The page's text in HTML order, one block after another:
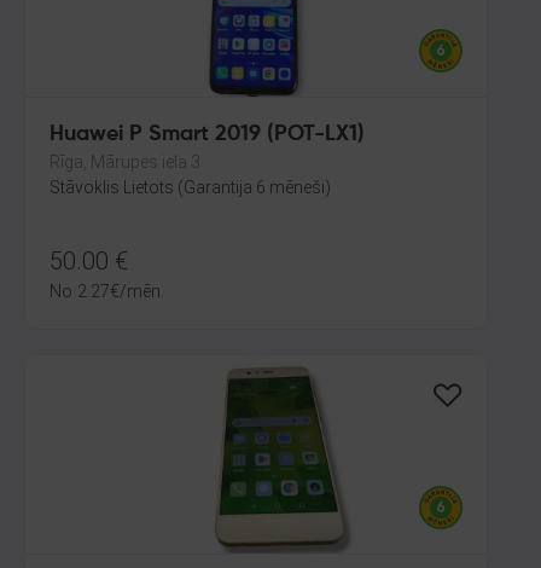
Huawei P Smart 2019 (POT-LX1)
Rīga, Mārupes iela 3
Stāvoklis Lietots (Garantija 6 mēneši)
50.00 €
No 2.27€/mēn.